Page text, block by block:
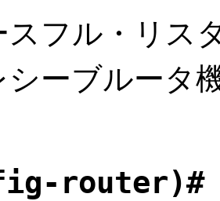
スフル・リス
シーブルータ
router)#